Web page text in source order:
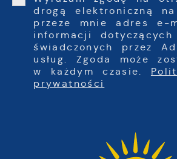
drogą elektroniczną na
przeze mnie adres e-
informacji dotyczących
świadczonych przez
usług. Zgoda może
w każdym czasie.
prywatności